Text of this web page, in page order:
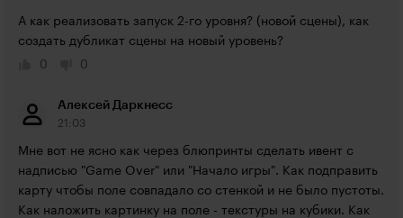
А как реализовать запуск 2-го уровня? (новой сцены), как
создать дубликат сцены на новый уровень?
0
0
Алексей Даркнесс
21:03
Мне вот не ясно как через блюпринты сделать ивент с
надписью "Game Over" или "Начало игры". Как подправить
карту чтобы поле совпадало со стенкой и не было пустоты.
Как наложить картинку на поле - текстуры на кубики. Как